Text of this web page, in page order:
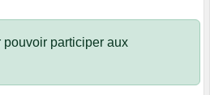
pouvoir participer aux